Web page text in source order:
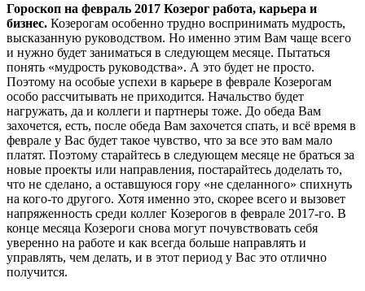
Гороскоп на февраль 2017 Козерог работа, карьера и
бизнес. Козерогам особенно трудно воспринимать мудрость,
высказанную руководством. Но именно этим Вам чаще всего
и нужно будет заниматься в следующем месяце. Пытаться
понять «мудрость руководства». А это будет не просто.
Поэтому на особые успехи в карьере в феврале Козерогам
особо рассчитывать не приходится. Начальство будет
нагружать, да и коллеги и партнеры тоже. До обеда Вам
захочется, есть, после обеда Вам захочется спать, и всё время в
феврале у Вас будет такое чувство, что за все это вам мало
платят. Поэтому старайтесь в следующем месяце не браться за
новые проекты или направления, постарайтесь доделать то,
что не сделано, а оставшуюся гору «не сделанного» спихнуть
на кого-то другого. Хотя именно это, скорее всего и вызовет
напряженность среди коллег Козерогов в феврале 2017-го. В
конце месяца Козероги снова могут почувствовать себя
уверенно на работе и как всегда больше направлять и
управлять, чем делать, и в этот период у Вас это отлично
получится.